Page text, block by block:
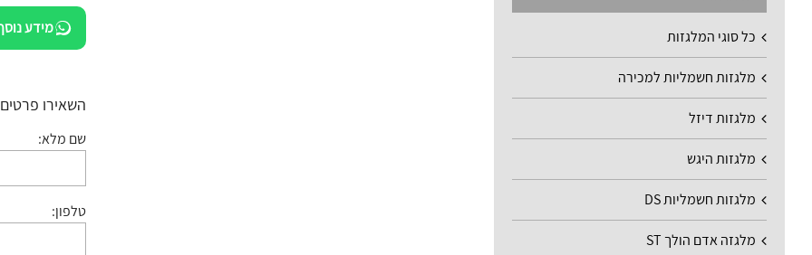
מידע
השאירו
שם מלא:
טלפון:
כל סוגי המלגזות
מלגזות חשמליות למכירה
מלגזות דיזל
מלגזות היגש
מלגזות חשמליות DS
מלגזה אדם הולך ST